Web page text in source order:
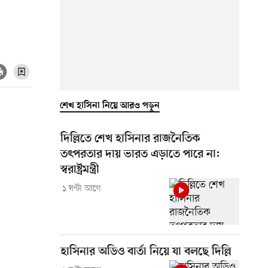
শেখ হাসিনা নিয়ে আরও পড়ুন
দিল্লিতে শেখ হাসিনার রাজনৈতিক
তৎপরতার দায় ভারত এড়াতে পারে না:
স্বরাষ্ট্রমন্ত্রী
১ ঘণ্টা আগে
হাসিনার অডিও বার্তা নিয়ে যা বলছে দিল্লি